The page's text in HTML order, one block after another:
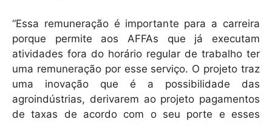
“Essa remuneração é importante para a carreira
porque permite aos AFFAs que já executam
atividades fora do horário regular de trabalho ter
uma remuneração por esse serviço. O projeto traz
uma inovação que é a possibilidade das
agroindústrias, derivarem ao projeto pagamentos
de taxas de acordo com o seu porte e esses